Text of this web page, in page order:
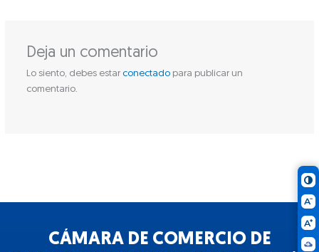
Deja un comentario
Lo siento, debes estar conectadopara publicar un
comentario.
CÁMARA DE COMERCIO DE